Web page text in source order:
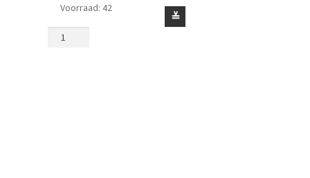
Fietsframe
zonder
Voorvork
≚
Voorraad: 42